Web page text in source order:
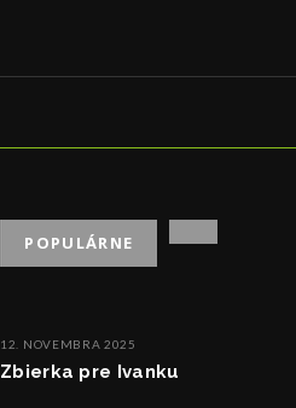
POPULÁRNE
12. NOVEMBRA 2025
Zbierka pre Ivanku